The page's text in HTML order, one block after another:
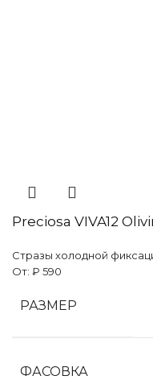
Preciosa VIVA12
Стразы холодной
От: ₽ 590
РАЗМЕР
ФАСОВКА